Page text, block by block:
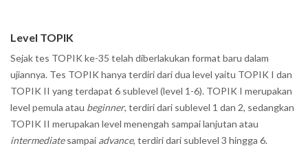
Level TOPIK
Sejak tes TOPIK ke-35 telah diberlakukan format baru dalam
ujiannya. Tes TOPIK hanya terdiri dari dua level yaitu TOPIK I dan
TOPIK II yang terdapat 6 sublevel (level 1-6). TOPIK I merupakan
level pemula atau beginner, terdiri dari sublevel 1 dan 2, sedangkan
TOPIK II merupakan level menengah sampai lanjutan atau
intermediatesampai advance, terdiri dari sublevel 3 hingga 6.